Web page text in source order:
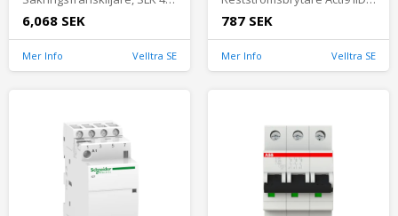
6,068 SEK
Mer Info Velltra SE
787 SEK
Mer Info Velltra SE